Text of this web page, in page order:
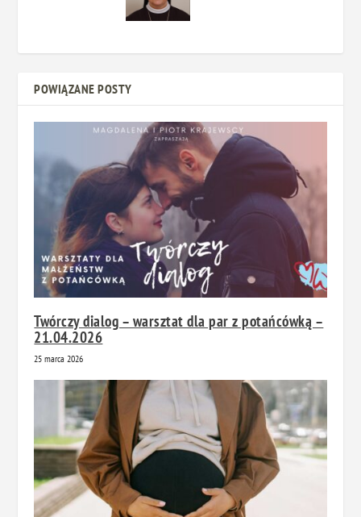
POWIĄZANE POSTY
Twórczy dialog – warsztat dla par z potańcówką –
21.04.2026
25 marca 2026